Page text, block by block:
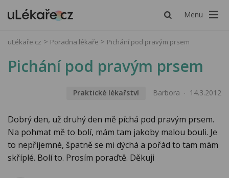
Menu
uLékaře.cz Poradna lékaře Pichání pod pravým prsem
Pichání pod pravým prsem
Praktické lékařství Barbora 14.3.2012
Dobrý den, už druhý den mě píchá pod pravým prsem.
Na pohmat mě to bolí, mám tam jakoby malou bouli. Je
to nepřijemné, špatně se mi dýchá a pořád to tam mám
skříplé. Bolí to. Prosím poraďtě. Děkuji